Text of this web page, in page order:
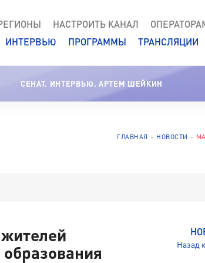
НАСТРОИТЬ КАНАЛ
ИНТЕРВЬЮ ПРОГРАММЫ ТРАНСЛЯЦИИ
СЕНАТ. ИНТЕРВЬЮ. АРТЕМ ШЕЙКИН
ГЛАВНАЯ НОВОСТИ
Назад